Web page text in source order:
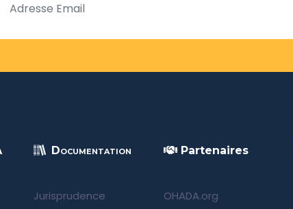
Documentation
Jurisprudence
Partenaires
OHADA.org